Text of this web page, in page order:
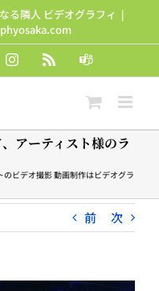
る隣人 ビデオグラフィ |
Instagram Teams
アーティスト様のラ
ビデオ撮影 動画制作はビデオグラ
前 次